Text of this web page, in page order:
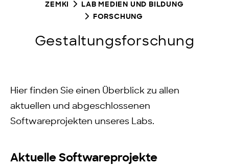
ZEMKI
LAB MEDIEN UND BILDUNG
FORSCHUNG
Gestaltungsforschung
Hier finden Sie einen Überblick zu allen
aktuellen und abgeschlossenen
Softwareprojekten unseres Labs.
Aktuelle Softwareprojekte